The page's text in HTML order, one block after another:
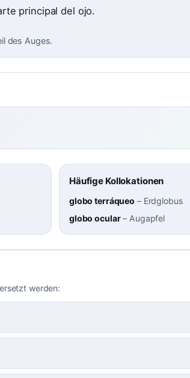
principal del ojo.
des Auges.
Häufige Kollokationen
globo terráqueo – Erdglobus
globo ocular– Augapfel
werden: